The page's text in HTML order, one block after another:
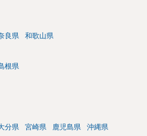
良県 和歌山県
根県
分県 宮崎県 鹿児島県 沖縄県